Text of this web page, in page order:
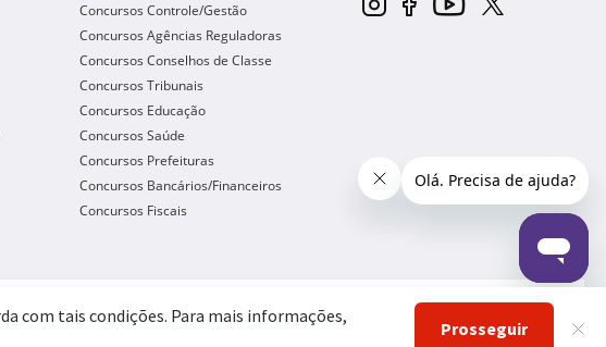
Concursos Controle/Gestão
Concursos Agências Reguladoras
Concursos Conselhos de Classe
Concursos Tribunais
Concursos Educação
Concursos Saúde
Concursos Prefeituras
Concursos Bancários/Financeiros
Concursos Fiscais